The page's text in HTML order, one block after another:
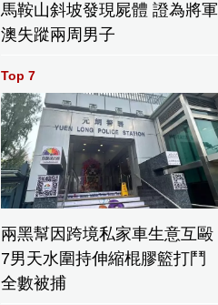
馬鞍山斜坡發現屍體 證為將軍
澳失蹤兩周男子
Top 7
兩黑幫因跨境私家車生意互毆
7男天水圍持伸縮棍膠籃打鬥
全數被捕